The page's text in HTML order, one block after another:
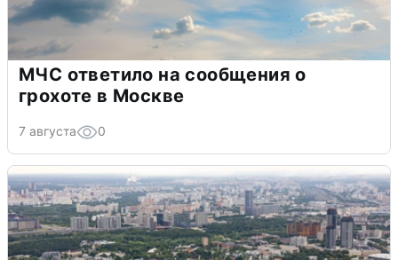
МЧС ответило на сообщения о
грохоте в Москве
7 августа 0